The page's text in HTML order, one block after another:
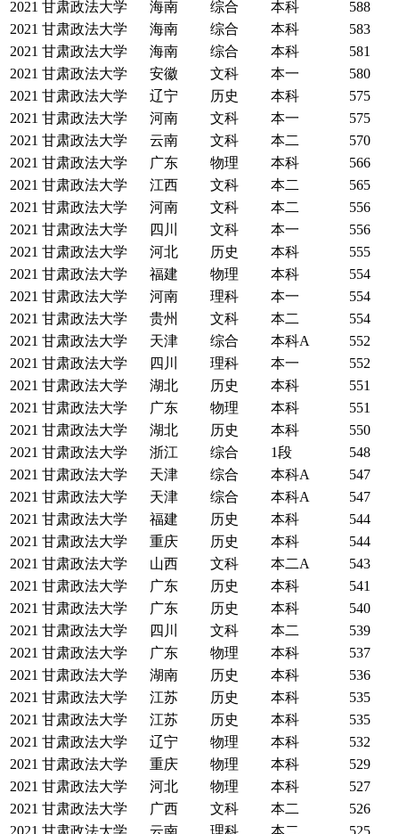
2021 甘肃政法大学 海南 综合 本科
588
2021 甘肃政法大学 海南 综合 本科
583
2021 甘肃政法大学 海南 综合 本科
581
2021 甘肃政法大学 安徽 文科 本一
580
2021 甘肃政法大学 辽宁 历史 本科
575
2021 甘肃政法大学 河南 文科 本一
575
2021 甘肃政法大学 云南 文科 本二
570
2021 甘肃政法大学 广东 物理 本科
566
2021 甘肃政法大学 江西 文科 本二
565
2021 甘肃政法大学 河南 文科 本二
556
2021 甘肃政法大学 四川 文科 本一
556
2021 甘肃政法大学 河北 历史 本科
555
2021 甘肃政法大学 福建 物理 本科
554
2021 甘肃政法大学 河南 理科 本一
554
2021 甘肃政法大学 贵州 文科 本二
554
2021 甘肃政法大学 天津 综合 本科A
552
2021 甘肃政法大学 四川 理科 本一
552
2021 甘肃政法大学 湖北 历史 本科
551
2021 甘肃政法大学 广东 物理 本科
551
2021 甘肃政法大学 湖北 历史 本科
550
2021 甘肃政法大学 浙江 综合 1段
548
2021 甘肃政法大学 天津 综合 本科A
547
2021 甘肃政法大学 天津 综合 本科A
547
2021 甘肃政法大学 福建 历史 本科
544
2021 甘肃政法大学 重庆 历史 本科
544
2021 甘肃政法大学 山西 文科 本二A
543
2021 甘肃政法大学 广东 历史 本科
541
2021 甘肃政法大学 广东 历史 本科
540
2021 甘肃政法大学 四川 文科 本二
539
2021 甘肃政法大学 广东 物理 本科
537
2021 甘肃政法大学 湖南 历史 本科
536
2021 甘肃政法大学 江苏 历史 本科
535
2021 甘肃政法大学 江苏 历史 本科
535
2021 甘肃政法大学 辽宁 物理 本科
532
2021 甘肃政法大学 重庆 物理 本科
529
2021 甘肃政法大学 河北 物理 本科
527
2021 甘肃政法大学 广西 文科 本二
526
2021 甘肃政法大学 云南 理科 本二
525